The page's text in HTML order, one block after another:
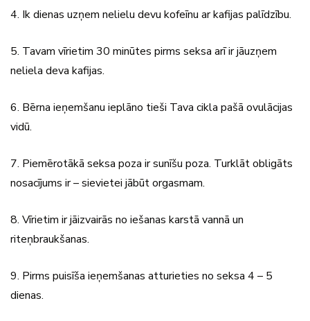
4. Ik dienas uzņem nelielu devu kofeīnu ar kafijas palīdzību.
5. Tavam vīrietim 30 minūtes pirms seksa arī ir jāuzņem
neliela deva kafijas.
6. Bērna ieņemšanu ieplāno tieši Tava cikla pašā ovulācijas
vidū.
7. Piemērotākā seksa poza ir sunīšu poza. Turklāt obligāts
nosacījums ir – sievietei jābūt orgasmam.
8. Vīrietim ir jāizvairās no iešanas karstā vannā un
riteņbraukšanas.
9. Pirms puisīša ieņemšanas atturieties no seksa 4 – 5
dienas.